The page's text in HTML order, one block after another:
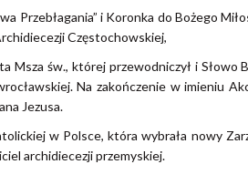
Przebłagania” i Koronka do Bożego
Częstochowskiej,
Msza św., której przewodniczył i Słowo
Na zakończenie w imieniu
Jezusa.
w Polsce, która wybrała nowy
archidiecezji przemyskiej.